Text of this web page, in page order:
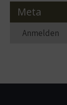
Meta
Anmelden